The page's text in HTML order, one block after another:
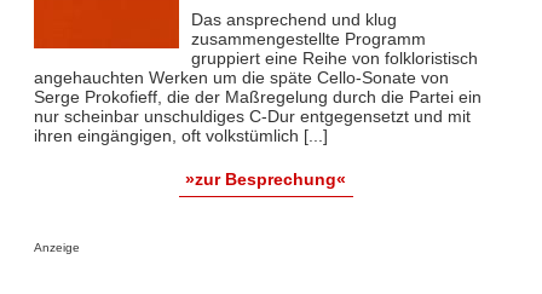
Das ansprechend und klug
zusammengestellte Programm
gruppiert eine Reihe von folkloristisch
angehauchten Werken um die späte Cello-Sonate von
Serge Prokofieff, die der Maßregelung durch die Partei ein
nur scheinbar unschuldiges C-Dur entgegensetzt und mit
ihren eingängigen, oft volkstümlich [...]
»zur Besprechung«
Anzeige